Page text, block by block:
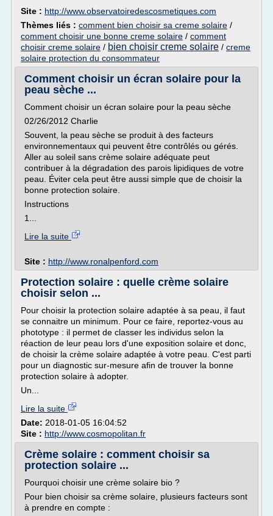
Site : http://www.observatoiredescosmetiques.com
Thèmes liés : comment bien choisir sa creme solaire /
comment choisir une bonne creme solaire / comment
choisir creme solaire / bien choisir creme solaire / creme
solaire protection du consommateur
Comment choisir un écran solaire pour la
peau sèche ...
Comment choisir un écran solaire pour la peau sèche
02/26/2012 Charlie
Souvent, la peau sèche se produit à des facteurs
environnementaux qui peuvent être contrôlés ou gérés.
Aller au soleil sans crème solaire adéquate peut
contribuer à la dégradation des parois lipidiques de votre
peau. Éviter cela peut être aussi simple que de choisir la
bonne protection solaire.
Instructions
1...
Lire la suite
Site : http://www.ronalpenford.com
Protection solaire : quelle crème solaire
choisir selon ...
Pour choisir la protection solaire adaptée à sa peau, il faut
se connaitre un minimum. Pour ce faire, reportez-vous au
phototype : il permet de classer les individus selon la
réaction de leur peau lors d'une exposition solaire et donc,
de choisir la crème solaire adaptée à votre peau. C'est parti
pour un diagnostic sur-mesure afin de trouver la bonne
protection solaire à adopter.
Un...
Lire la suite
Date: 2018-01-05 16:04:52
Site : http://www.cosmopolitan.fr
Crème solaire : comment choisir sa
protection solaire ...
Pourquoi choisir une crème solaire bio ?
Pour bien choisir sa crème solaire, plusieurs facteurs sont
à prendre en compte :